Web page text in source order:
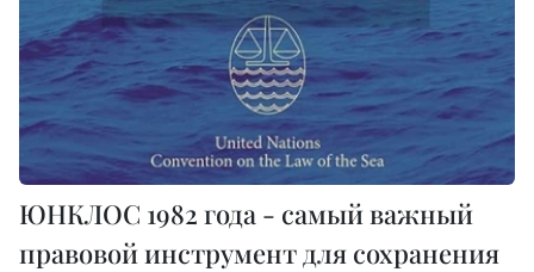
ЮНКЛОС 1982 года - самый важный
правовой инструмент для сохранения